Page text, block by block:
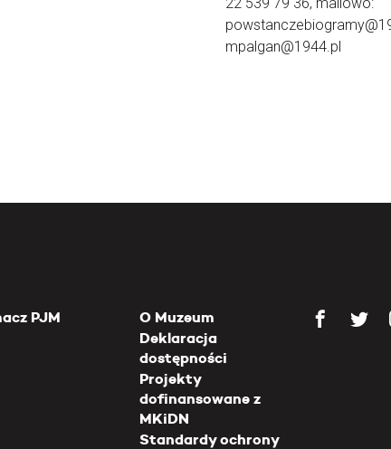
mpalgan@1944.pl
PJM
O Muzeum
Deklaracja
dostępności
Projekty
dofinansowane z
MKiDN
Standardy ochrony